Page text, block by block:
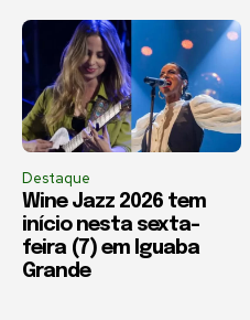
Destaque
Wine Jazz 2026 tem
início nesta sexta-
feira (7) em Iguaba
Grande